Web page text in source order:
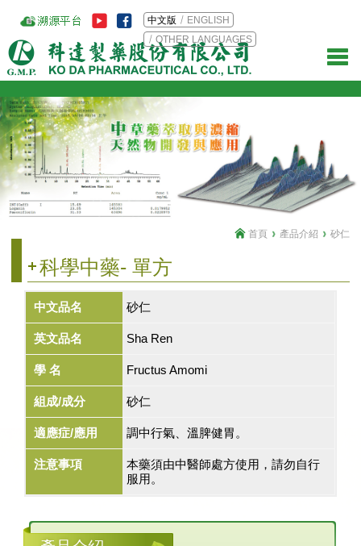
中文版
ENGLISH
OTHER LANGUAGES
科學中藥- 單方
首頁 產品介紹 砂仁
中文品名 砂仁
英文品名 Sha Ren
學 名 Fructus Amomi
組成/成分 砂仁
適應症/應用 調中行氣、溫脾健胃。
注意事項
本藥須由中醫師處方使用，請勿自行
服用。